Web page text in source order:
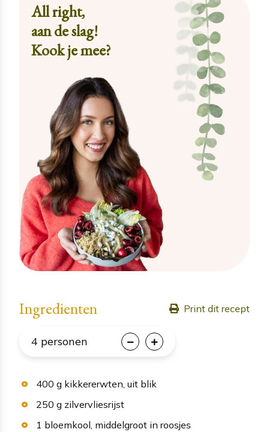
All right,
aan de slag!
Kook je mee?
Ingredienten Print dit recept
4 personen
400 g kikkererwten, uit blik
250 g zilvervliesrijst
1 bloemkool, middelgroot in roosjes